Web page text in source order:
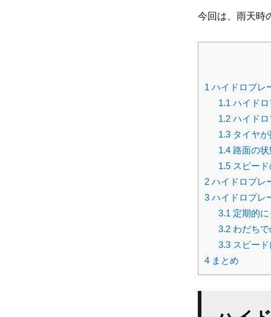
今回は、雨天時
1 ハイドロプレ
1.1 ハイド
1.2ハイドロ
1.3タイヤが
1.4路面の状
1.5スピード
2 ハイドロプレ
3 ハイドロプレ
3.1 定期的
3.2わだちで
3.3スピード
4 まとめ